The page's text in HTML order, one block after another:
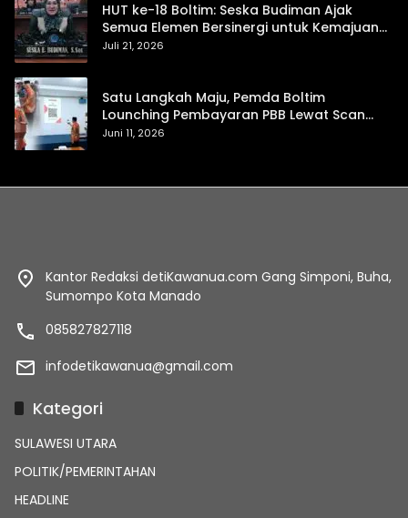
HUT ke-18 Boltim: Seska Budiman Ajak
Semua Elemen Bersinergi untuk Kemajuan
Daerah
Juli 21, 2026
Satu Langkah Maju, Pemda Boltim
Lounching Pembayaran PBB Lewat Scan
Qris
Juni 11, 2026
Kantor Redaksi detiKawanua.com Gang Simponi, Buha,
Sumompo Kota Manado
085827827118
infodetikawanua@gmail.com
Kategori
SULAWESI UTARA
POLITIK/PEMERINTAHAN
HEADLINE